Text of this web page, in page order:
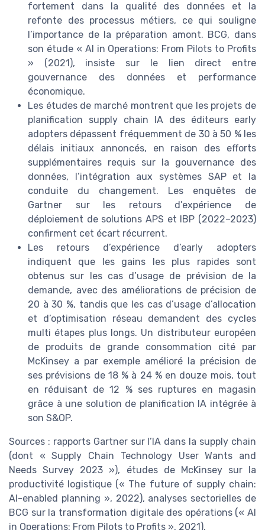
fortement dans la qualité des données et la
refonte des processus métiers, ce qui souligne
l’importance de la préparation amont. BCG, dans
son étude « AI in Operations: From Pilots to Profits
» (2021), insiste sur le lien direct entre
gouvernance des données et performance
économique.
Les études de marché montrent que les projets de
planification supply chain IA des éditeurs early
adopters dépassent fréquemment de 30 à 50 % les
délais initiaux annoncés, en raison des efforts
supplémentaires requis sur la gouvernance des
données, l’intégration aux systèmes SAP et la
conduite du changement. Les enquêtes de
Gartner sur les retours d’expérience de
déploiement de solutions APS et IBP (2022–2023)
confirment cet écart récurrent.
Les retours d’expérience d’early adopters
indiquent que les gains les plus rapides sont
obtenus sur les cas d’usage de prévision de la
demande, avec des améliorations de précision de
20 à 30 %, tandis que les cas d’usage d’allocation
et d’optimisation réseau demandent des cycles
multi étapes plus longs. Un distributeur européen
de produits de grande consommation cité par
McKinsey a par exemple amélioré la précision de
ses prévisions de 18 % à 24 % en douze mois, tout
en réduisant de 12 % ses ruptures en magasin
grâce à une solution de planification IA intégrée à
son S&OP.
Sources : rapports Gartner sur l’IA dans la supply chain
(dont « Supply Chain Technology User Wants and
Needs Survey 2023 »), études de McKinsey sur la
productivité logistique (« The future of supply chain:
AI-enabled planning », 2022), analyses sectorielles de
BCG sur la transformation digitale des opérations (« AI
in Operations: From Pilots to Profits », 2021).